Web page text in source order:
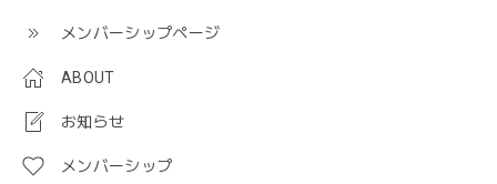
メンバーシップページ
ABOUT
お知らせ
メンバーシップ